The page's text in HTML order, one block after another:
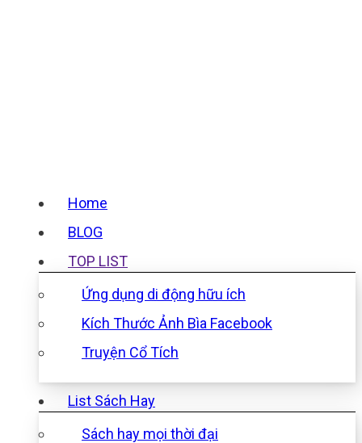
Home
BLOG
TOP LIST
Ứng dụng di động hữu ích
Kích Thước Ảnh Bìa Facebook
Truyện Cổ Tích
List Sách Hay
Sách hay mọi thời đại